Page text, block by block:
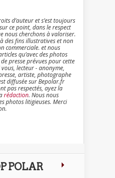
d’auteur et s’est toujours
ce point, dans le respect
nous cherchons à valoriser.
des fins illustratives et non
commerciale. et nous
qu’avec des photos
presse prévues pour cette
lecteur - anonyme,
artiste, photographe
diffusée sur Bepolar.fr
pas respectés, ayez la
rédaction. Nous nous
photos litigieuses. Merci
POLAR